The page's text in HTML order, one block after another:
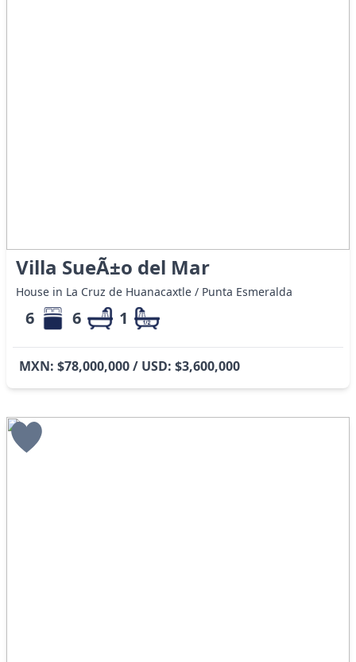
Villa SueÃ±o del Mar
House in La Cruz de Huanacaxtle / Punta Esmeralda
6 6 1
MXN: $78,000,000 / USD: $3,600,000